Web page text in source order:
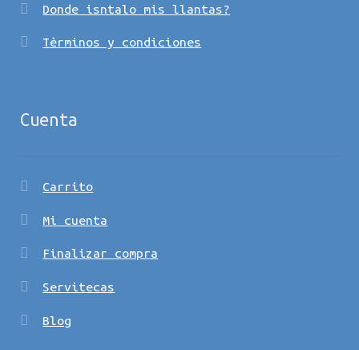
Donde isntalo mis llantas?
Tèrminos y condiciones
Cuenta
Carrito
Mi cuenta
Finalizar compra
Servitecas
Blog